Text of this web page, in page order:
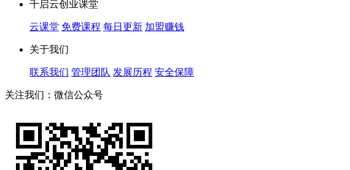
千启云创业课堂
云课堂 免费课程 每日更新 加盟赚钱
关于我们
联系我们 管理团队 发展历程 安全保障
关注我们：微信公众号